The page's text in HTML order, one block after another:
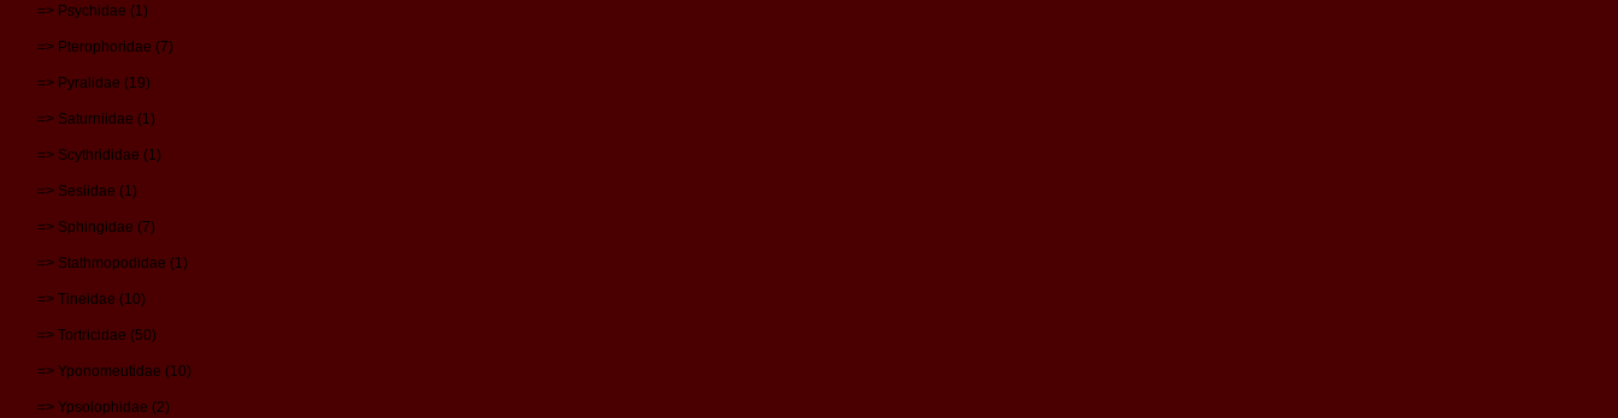
=> Psychidae (1)
=> Pterophoridae (7)
=> Pyralidae (19)
=> Saturniidae (1)
=> Scythrididae (1)
=> Sesiidae (1)
=> Sphingidae (7)
=> Stathmopodidae (1)
=> Tineidae (10)
=> Tortricidae (50)
=> Yponomeutidae (10)
=> Ypsolophidae (2)